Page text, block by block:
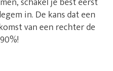
in. De kans dat een
van een rechter de